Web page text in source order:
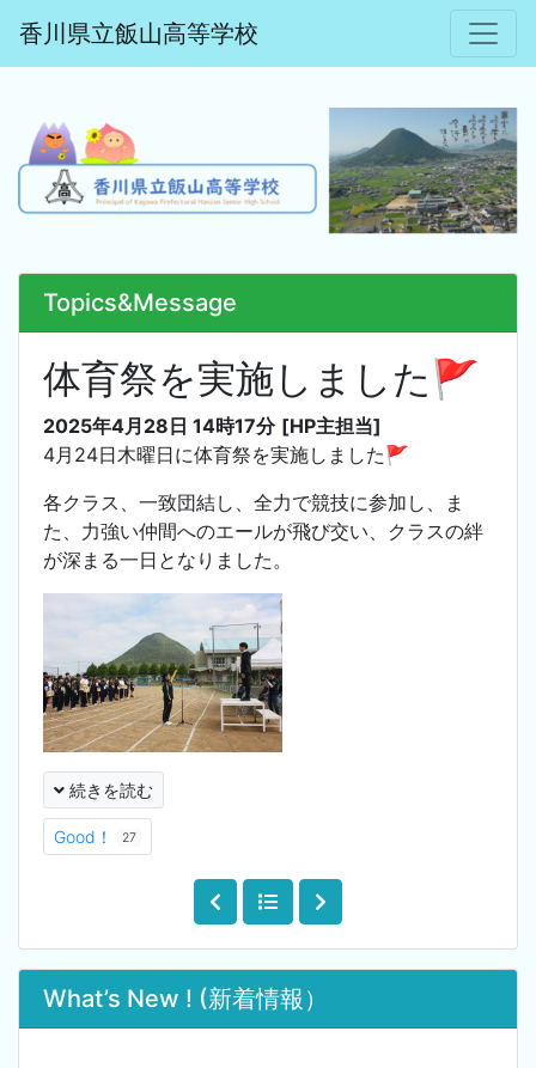
香川県立飯山高等学校
Topics&Message
体育祭を実施しました🚩
2025年4月28日 14時17分 [HP主担当]
4月24日木曜日に体育祭を実施しました🚩
各クラス、一致団結し、全力で競技に参加し、ま
た、力強い仲間へのエールが飛び交い、クラスの絆
が深まる一日となりました。
続きを読む
Good！ 27
What’s New ! (新着情報）